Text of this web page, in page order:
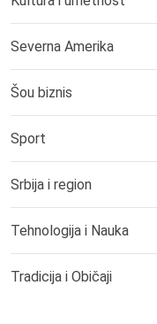
Severna Amerika
Šou biznis
Sport
Srbija i region
Tehnologija i Nauka
Tradicija i Običaji